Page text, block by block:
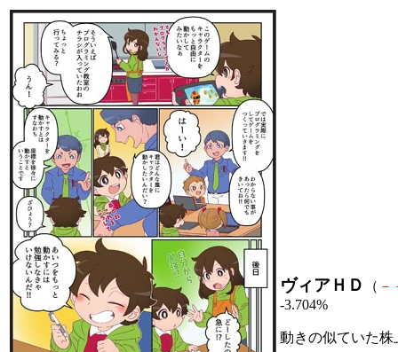
ヴィアＨＤ （ －
-3.704%
動きの似ていた